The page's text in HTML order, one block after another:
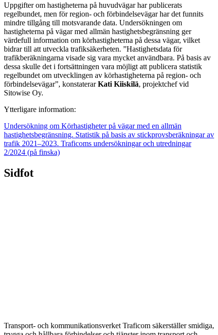
Uppgifter om hastigheterna på huvudvägar har publicerats
regelbundet, men för region- och förbindelsevägar har det funnits
mindre tillgång till motsvarande data. Undersökningen om
hastigheterna på vägar med allmän hastighetsbegränsning ger
värdefull information om körhastigheterna på dessa vägar, vilket
bidrar till att utveckla trafiksäkerheten. ”Hastighetsdata för
trafikberäkningarna visade sig vara mycket användbara. På basis av
dessa skulle det i fortsättningen vara möjligt att publicera statistik
regelbundet om utvecklingen av körhastigheterna på region- och
förbindelsevägar”, konstaterarKati Kiiskilä, projektchef vid
Sitowise Oy.
Ytterligare information:
Undersökning om Körhastigheter på vägar med en allmän
hastighetsbegränsning. Statistik på basis av stickprovsberäkningar av
trafik 2021–2023. Traficoms undersökningar och utredningar
2/2024 (på finska)
Sidfot
Transport- och kommunikationsverket Traficom säkerställer smidiga,